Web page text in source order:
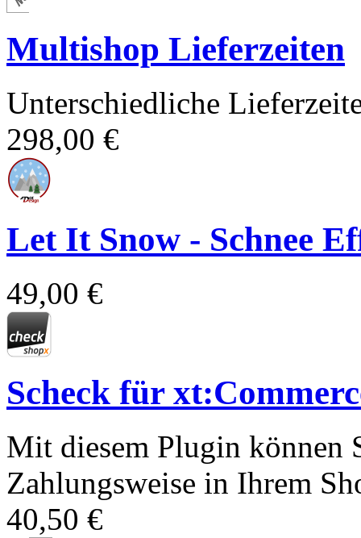
Multishop Lieferzeiten
Unterschiedliche
298,00 €
Let It Snow - Schnee
49,00 €
Scheck für
Mit diesem Plugin können
Zahlungsweise in Ihrem
40,50 €